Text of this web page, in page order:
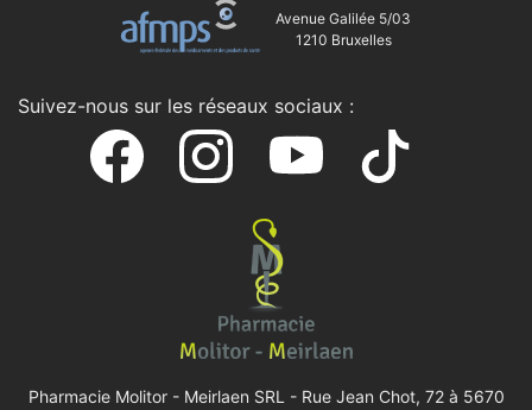
Avenue Galilée 5/03
1210 Bruxelles
Suivez-nous sur les réseaux sociaux :
Pharmacie Molitor - Meirlaen SRL - Rue Jean Chot, 72 à 5670